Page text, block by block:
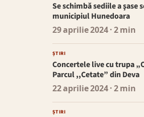
Se schimbă sediile a şase
municipiul Hunedoara
29 aprilie 2024· 2 min
ȘTIRI
Concertele live cu trupa
Parcul ,,Cetate” din Deva
22 aprilie 2024· 2 min
ȘTIRI